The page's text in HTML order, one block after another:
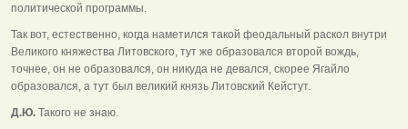
политической программы.
Так вот, естественно, когда наметился такой феодальный раскол внутри
Великого княжества Литовского, тут же образовался второй вождь,
точнее, он не образовался, он никуда не девался, скорее Ягайло
образовался, а тут был великий князь Литовский Кейстут.
Д.Ю. Такого не знаю.